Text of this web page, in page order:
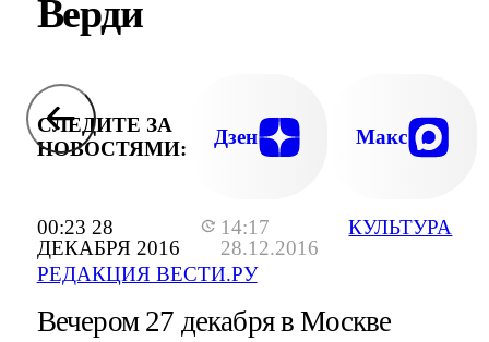
00:23 28
ДЕКАБРЯ 2016
14:17
28.12.2016
РЕДАКЦИЯ ВЕСТИ.РУ
КУЛЬТУРА
Верди
СЛЕДИТЕ ЗА
НОВОСТЯМИ:
Дзен Макс
Вечером 27 декабря в Москве